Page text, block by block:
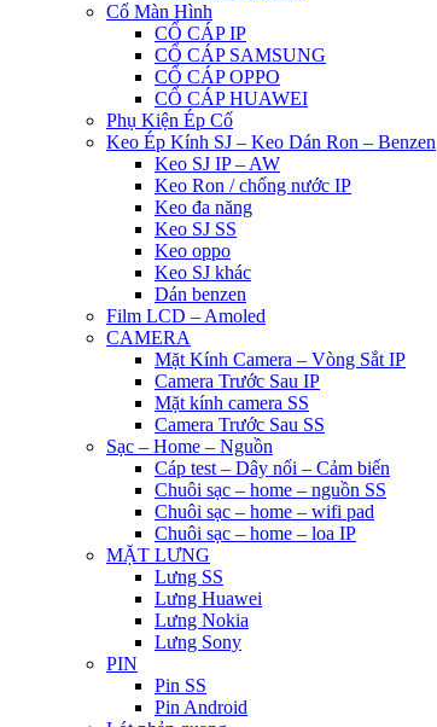
Cổ Màn Hình
CỔ CÁP IP
CỔ CÁP SAMSUNG
CỔ CÁP OPPO
CỔ CÁP HUAWEI
Phụ Kiện Ép Cố
Keo Ép Kính SJ – Keo Dán Ron – Benzen
Keo SJ IP – AW
Keo Ron / chống nước IP
Keo đa năng
Keo SJ SS
Keo oppo
Keo SJ khác
Dán benzen
Film LCD – Amoled
CAMERA
Mặt Kính Camera – Vòng Sắt IP
Camera Trước Sau IP
Mặt kính camera SS
Camera Trước Sau SS
Sạc – Home – Nguồn
Cáp test – Dây nối – Cảm biến
Chuôi sạc – home – nguồn SS
Chuôi sạc – home – wifi pad
Chuôi sạc – home – loa IP
MẶT LƯNG
Lưng SS
Lưng Huawei
Lưng Nokia
Lưng Sony
PIN
Pin SS
Pin Android